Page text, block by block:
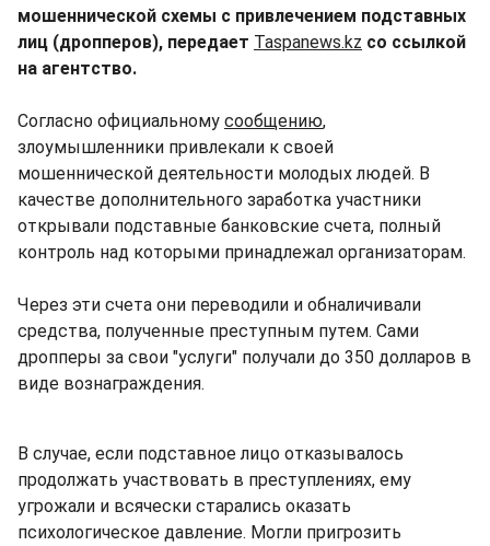
мошеннической схемы с привлечением подставных
лиц (дропперов), передает Taspanews.kz со ссылкой
на агентство.
Согласно официальному сообщению,
злоумышленники привлекали к своей
мошеннической деятельности молодых людей. В
качестве дополнительного заработка участники
открывали подставные банковские счета, полный
контроль над которыми принадлежал организаторам.
Через эти счета они переводили и обналичивали
средства, полученные преступным путем. Сами
дропперы за свои "услуги" получали до 350 долларов в
виде вознаграждения.
В случае, если подставное лицо отказывалось
продолжать участвовать в преступлениях, ему
угрожали и всячески старались оказать
психологическое давление. Могли пригрозить